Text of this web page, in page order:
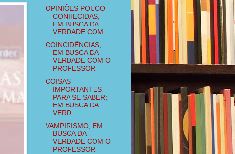
OPINIÕES POUCO
CONHECIDAS,
EM BUSCA DA
VERDADE COM...
COINCIDÊNCIAS;
EM BUSCA DA
VERDADE COM O
PROFESSOR
COISAS
IMPORTANTES
PARA SE SABER;
EM BUSCA DA
VERD...
VAMPIRISMO; EM
BUSCA DA
VERDADE COM O
PROFESSOR